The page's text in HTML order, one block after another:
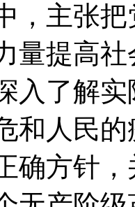
，主张
量提高
入了解
和人民
确方针